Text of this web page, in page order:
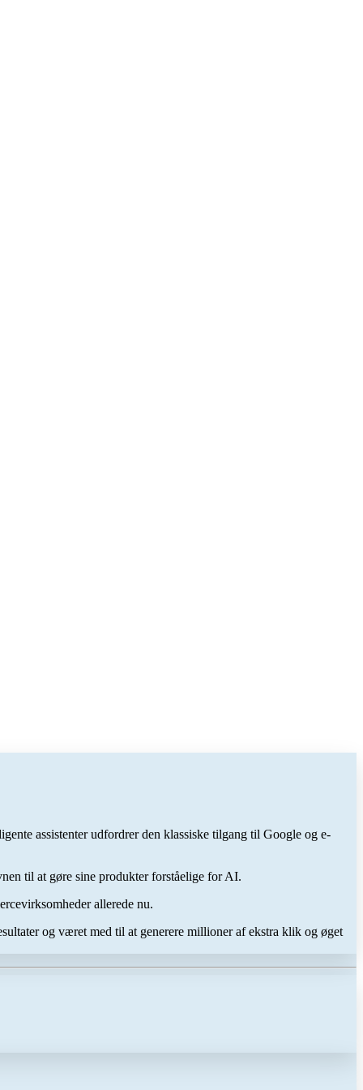
assistenter udfordrer den klassiske tilgang til Google og e-
til at gøre sine produkter forståelige for AI.
allerede nu.
og været med til at generere millioner af ekstra klik og øget